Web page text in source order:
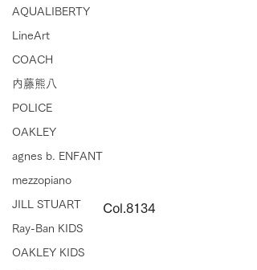
AQUALIBERTY
LineArt
COACH
内藤熊八
POLICE
OAKLEY
agnes b. ENFANT
mezzopiano
JILL STUART
Ray-Ban KIDS
OAKLEY KIDS
Col.8134